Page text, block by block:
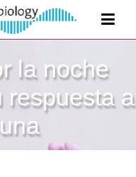
la noche
respuesta a